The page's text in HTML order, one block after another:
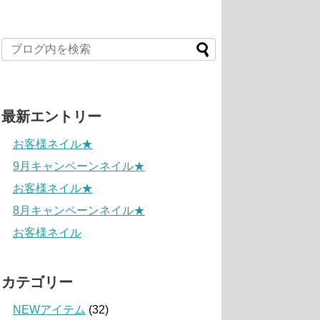
最新エントリー
お客様ネイル★
9月キャンペーンネイル★
お客様ネイル★
8月キャンペーンネイル★
お客様ネイル
カテゴリー
NEWアイテム (32)